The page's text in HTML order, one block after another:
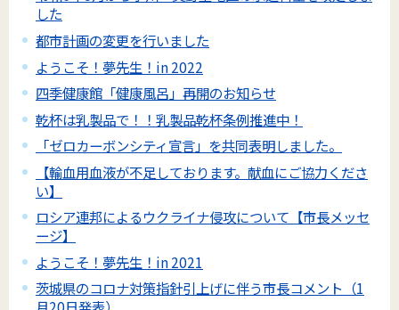
した
都市計画の変更を行いました
ようこそ！夢先生！in 2022
四季健康館「健康風呂」再開のお知らせ
乾杯は乳製品で！！乳製品乾杯条例推進中！
「ゼロカーボンシティ宣言」を共同表明しました。
【輸血用血液が不足しております。献血にご協力くださ
い】
ロシア連邦によるウクライナ侵攻について【市長メッセ
ージ】
ようこそ！夢先生！in 2021
茨城県のコロナ対策指針引上げに伴う市長コメント（1